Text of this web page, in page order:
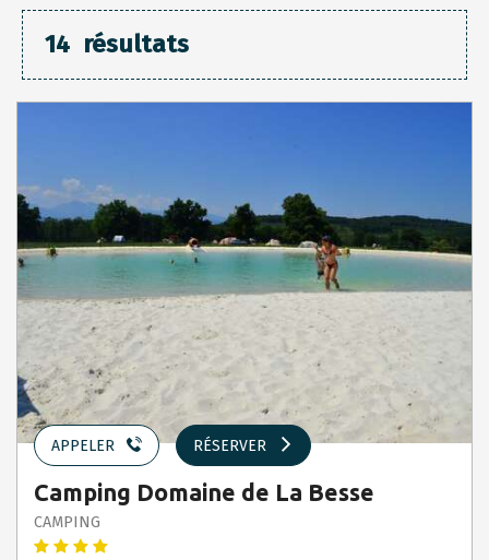
14 résultats
APPELER RÉSERVER
Camping Domaine de La Besse
CAMPING